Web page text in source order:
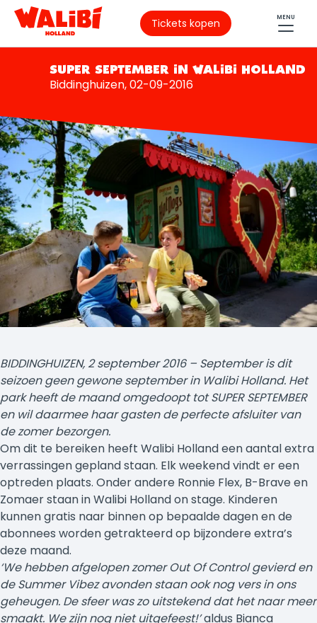
Tickets kopen MENU
SUPER SEPTEMBER IN WALIBI HOLLAND
Biddinghuizen, 02-09-2016
BIDDINGHUIZEN, 2 september 2016 – September is dit
seizoen geen gewone september in Walibi Holland. Het
park heeft de maand omgedoopt tot SUPER SEPTEMBER
en wil daarmee haar gasten de perfecte afsluiter van
de zomer bezorgen.
Om dit te bereiken heeft Walibi Holland een aantal extra
verrassingen gepland staan. Elk weekend vindt er een
optreden plaats. Onder andere Ronnie Flex, B-Brave en
Zomaer staan in Walibi Holland on stage. Kinderen
kunnen gratis naar binnen op bepaalde dagen en de
abonnees worden getrakteerd op bijzondere extra’s
deze maand.
‘We hebben afgelopen zomer Out Of Control gevierd en
de Summer Vibez avonden staan ook nog vers in ons
geheugen. De sfeer was zo uitstekend dat het naar meer
smaakt. We zijn nog niet uitgefeest!’aldus Bianca